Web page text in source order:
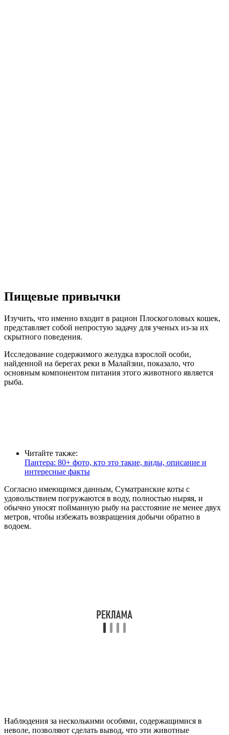
Пищевые привычки
Изучить, что именно входит в рацион Плоскоголовых кошек,
представляет собой непростую задачу для ученых из-за их
скрытного поведения.
Исследование содержимого желудка взрослой особи,
найденной на берегах реки в Малайзии, показало, что
основным компонентом питания этого животного является
рыба.
Читайте также:
Пантера: 80+ фото, кто это такие, виды, описание и
интересные факты
Согласно имеющимся данным, Суматранские коты с
удовольствием погружаются в воду, полностью ныряя, и
обычно уносят пойманную рыбу на расстояние не менее двух
метров, чтобы избежать возвращения добычи обратно в
водоем.
Наблюдения за несколькими особями, содержащимися в
неволе, позволяют сделать вывод, что эти животные